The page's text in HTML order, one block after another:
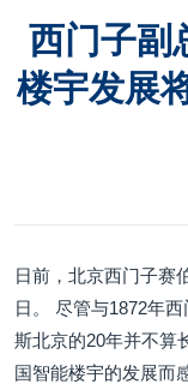
西门子副
楼宇发展
日前，北京西门子赛
日。 尽管与1872年
斯北京的20年并不算
国智能楼宇的发展而